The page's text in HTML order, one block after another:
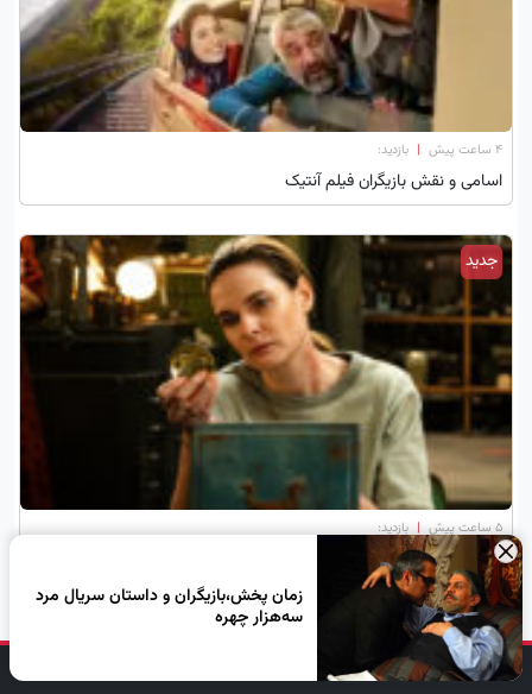
۴ ساعت پیش | بازدید:
اسامی و نقش بازیگران فیلم آنتیک
جدید
۵ ساعت پیش | بازدید:
نقد و بررسی قسمت ششم فصل سوم سریال سیلو×
زمان پخش،بازیگران و داستان سریال مرد
سه‌هزار چهره